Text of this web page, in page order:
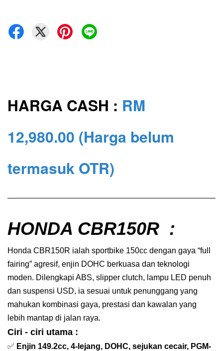
HARGA CASH : RM
12,980.00 (Harga belum
termasuk OTR)
HONDA CBR150R :
Honda CBR150R ialah sportbike 150cc dengan gaya “full
fairing” agresif, enjin DOHC berkuasa dan teknologi
moden. Dilengkapi ABS, slipper clutch, lampu LED penuh
dan suspensi USD, ia sesuai untuk penunggang yang
mahukan kombinasi gaya, prestasi dan kawalan yang
lebih mantap di jalan raya.
Ciri - ciri utama :
✅ Enjin 149.2cc, 4-lejang, DOHC, sejukan cecair, PGM-